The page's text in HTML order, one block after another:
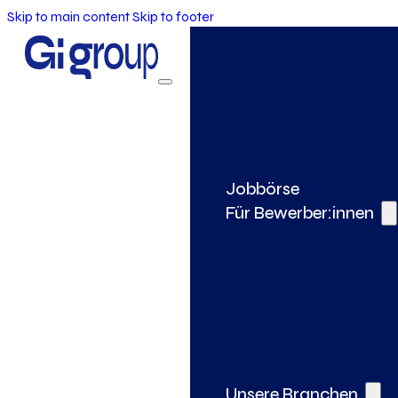
Skip to main contentSkip to footer
Jobbörse
Für Bewerber:innen